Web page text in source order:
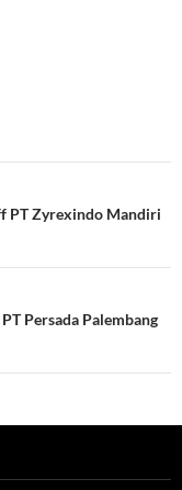
PT Zyrexindo Mandiri
Persada Palembang